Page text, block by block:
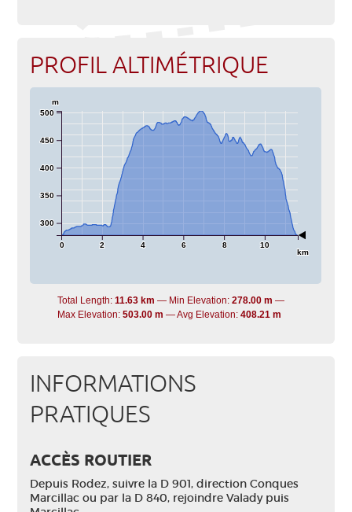
PROFIL ALTIMÉTRIQUE
0 2 4 6 8 10
km
300
350
400
450
500
m
Total Length:11.63 km Min Elevation:278.00 m
Max Elevation:503.00 m Avg Elevation:408.21 m
INFORMATIONS
PRATIQUES
ACCÈS ROUTIER
Depuis Rodez, suivre la D 901, direction Conques
Marcillac ou par la D 840, rejoindre Valady puis